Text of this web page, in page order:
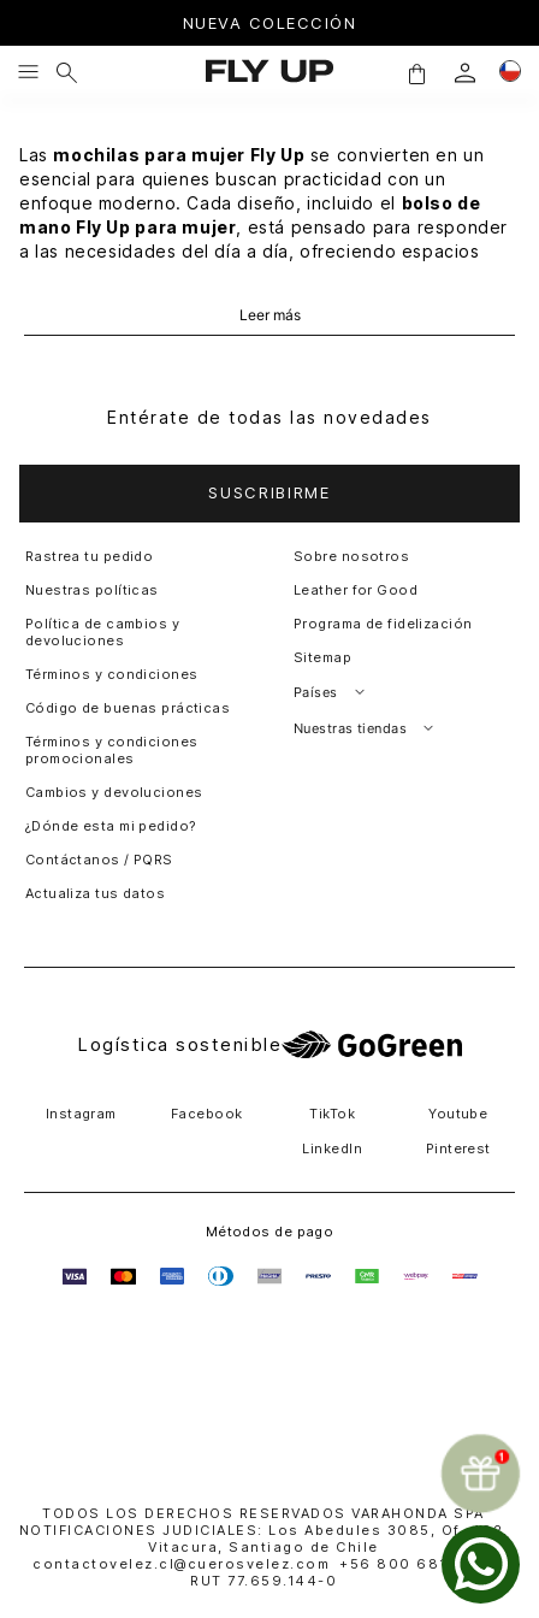
NUEVA COLECCIÓN
Las mochilas para mujer Fly Up se convierten en un
esencial para quienes buscan practicidad con un
enfoque moderno. Cada diseño, incluido el bolso de
mano Fly Up para mujer , está pensado para responder
a las necesidades del día a día, ofreciendo espacios
A continuación, descubre las propuestas que hacen
por su equilibrio entre diseño y funcionalidad. Son
modelos pensados para cómodos en cada uso, sin dejar
actuales. Descubre elecciones en cuero genuino de alta
calidad, amplios compartimentos, cierres de cremallera,
herrajes de primera y lo mejor: ¡la garantía de marca y el
trabajo artesanal que solo VÉLEZ tiene!
Elige las mochilas Fly Up para mujer que mejor
acompañen tu día y renueva tu imagencon piezas con
actitud.
Leer más
Entérate de todas las novedades
SUSCRIBIRME
Rastrea tu pedido
Nuestras políticas
Política de cambios y
devoluciones
Términos y condiciones
Código de buenas prácticas
Términos y condiciones
promocionales
Cambios y devoluciones
¿Dónde esta mi pedido?
Contáctanos / PQRS
Actualiza tus datos
Sobre nosotros
Leather for Good
Programa de fidelización
Sitemap
Países
Perú
Nuestras tiendas
Logística sostenible
Instagram Facebook TikTok Youtube
LinkedIn Pinterest
Métodos de pago
TODOS LOS DERECHOS RESERVADOS VARAHONDA SPA
NOTIFICACIONES JUDICIALES: Los Abedules 3085, Of. 402,
Vitacura, Santiago de Chile
contactovelez.cl@cuerosvelez.com +56 800 681 010 |
RUT 77.659.144-0